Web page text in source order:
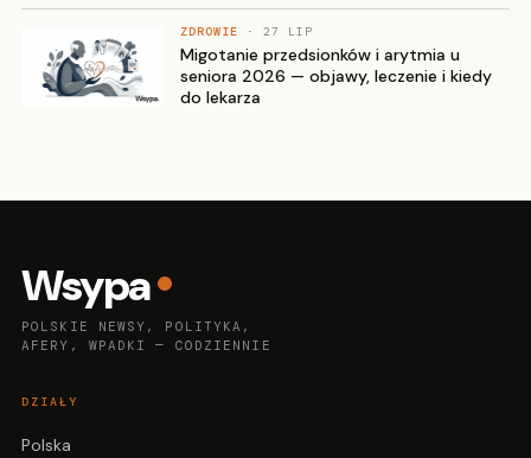
ZDROWIE · 27 LIP
Migotanie przedsionków i arytmia u
seniora 2026 — objawy, leczenie i kiedy
do lekarza
Wsypa
POLSKIE NEWSY, POLITYKA,
AFERY, WPADKI — CODZIENNIE
DZIAŁY
Polska